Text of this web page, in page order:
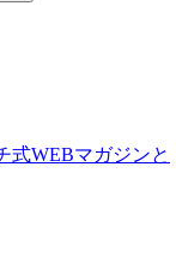
式WEBマガジンと